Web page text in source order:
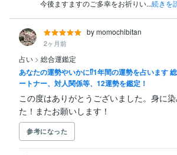
今後ますますのご多幸をお祈りい...続きを
by momochibitan
2ヶ月前
占い > 総合運鑑定
あなたの運勢やいかに⁉1年間の運勢を占います
ートナー、対人関係等、12運勢を鑑定！
この度はありがとうございました。身に
た！またお願いします！
参考になった